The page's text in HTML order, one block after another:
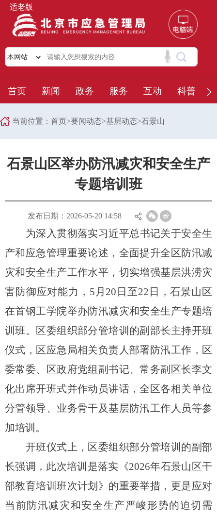
适老版
首页 新闻 政务 服务 互动 科普
当前位置： 首页>要闻动态>基层动态>石景山
石景山区举办防汛减灾和安全生产
专题培训班
发布日期：2026-05-20 14:58
为深入贯彻落实习近平总书记关于安全生
产和应急管理重要论述，全面提升全区防汛减
灾和安全生产工作水平，切实增强基层洪涝灾
害防御应对能力，5月20日至22日，石景山区
在首钢工学院举办防汛减灾和安全生产专题培
训班。区委组织部分管培训的副部长主持开班
仪式，区应急局相关负责人部署防汛工作，区
委常委、区政府党组副书记、常务副区长李文
化出席开班式并作动员讲话，全区各相关单位
分管领导、业务骨干及基层防汛工作人员等参
加培训。
开班仪式上，区委组织部分管培训的副部
长强调，此次培训是落实《2026年石景山区干
部教育培训班次计划》的重要举措，更是应对
当前防汛减灾和安全生产严峻形势的迫切需